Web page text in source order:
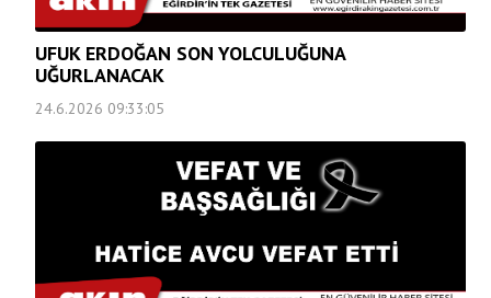
UFUK ERDOĞAN SON YOLCULUĞUNA
UĞURLANACAK
24.6.2026 09:33:05